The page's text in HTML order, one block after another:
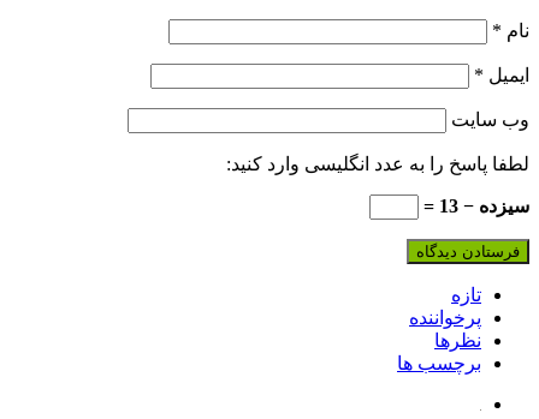
نام *
ایمیل *
وب‌ سایت
لطفا پاسخ را به عدد انگلیسی وارد کنید:
سیزده − 13 =
تازه
پرخواننده
نظرها
برچسب ها